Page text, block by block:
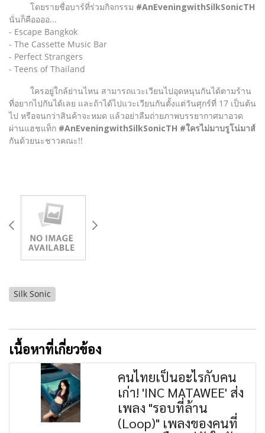
โดยรายชื่อบาร์ที่ร่วมกิจกรรม #AnEveningwithSilkSonicTH
นั่นก็คืออออ...
- Escape Bangkok
- The Cassette Music Bar
- Perfect Strangers
- Teens of Thailand
ใครอยู่ใกล้ย่านไหน สามารถแวะเวียนไปอุดหนุนกันได้ตามร้าน
ที่อยากไปกันได้เลย และถ้าได้ไปแวะเวียนกันตั้งแต่วันศุกร์ที่ 17 เป็นต้น
ไป หรือจนกว่าสินค้าจะหมด แล้วอย่าลืมถ่ายภาพบรรยากาศมาอวด
ผ่านแฮชแท็ก #AnEveningwithSilkSonicTH #ใครไม่มาบรูโน่มาส์
กันด้วยนะชาวคณะ!!
Silk Sonic
เนื้อหาที่เกี่ยวข้อง
คนไทยเป็นอะไรกับคน
เก่า! 'INC MATAWEE' ส่ง
เพลง "รอบที่ล้าน
(Loop)" เพลงของคนที่